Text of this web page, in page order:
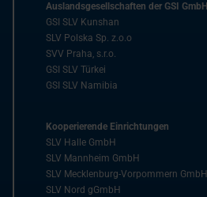
Auslandsgesellschaften der GSI GmbH
GSI SLV Kunshan
SLV Polska Sp. z.o.o
SVV Praha, s.r.o.
GSI SLV Türkei
GSI SLV Namibia
Kooperierende Einrichtungen
SLV Halle GmbH
SLV Mannheim GmbH
SLV Mecklenburg-Vorpommern GmbH
SLV Nord gGmbH